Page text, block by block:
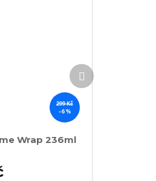
299 Kč
–6 %
Wrap 236ml
Další
produkt